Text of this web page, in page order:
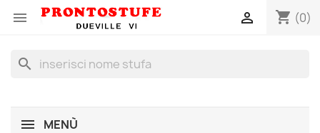
 shopping_cart (0)

search
MENÙ